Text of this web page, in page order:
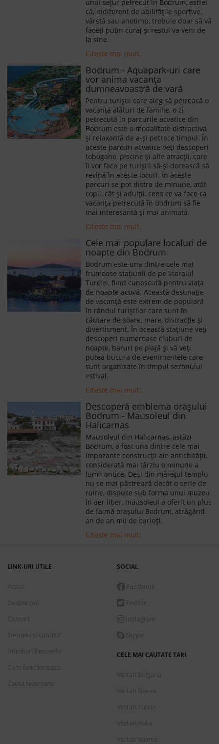
unui sejur petrecut în Bodrum, astfel
că, indiferent de abilitățile sportive,
vârstă sau anotimp, trebuie doar să vă
faceți puțin curaj și restul va veni de
la sine.
Citeste mai mult.
Bodrum - Aquapark-uri care
vor anima vacanța
dumneavoastră de vară
Pentru turiștii care aleg să petreacă o
vacanță alături de familie, o zi
petrecută în parcurile acvatice din
Bodrum este o modalitate distractivă
și relaxantă de a-și petrece timpul. În
aceste parcuri acvatice veți descoperi
tobogane, piscine și alte atracții, care
îi vor face pe turiștii să-și dorească să
revină în aceste locuri. În aceste
parcuri se pot distra de minune, atât
copii, cât și adulții, ceea ce va face ca
vacanța petrecută în Bodrum să fie
mai interesantă și mai animată.
Citeste mai mult.
Cele mai populare localuri de
noapte din Bodrum
Bodrum este una dintre cele mai
frumoase stațiunii de pe litoralul
Turciei, fiind cunoscută pentru viața
de noapte activă. Această destinație
de vacanță este extrem de populară
în rândul turiștilor care sunt în
căutare de soare, mare, distracție și
divertisment. În această stațiune veți
descoperi numeroase cluburi de
noapte, baruri pe plajă și vă veți
putea bucura de evenimentele care
sunt organizate în timpul sezonului
estival.
Citeste mai mult.
Descoperă emblema orașului
Bodrum - Mausoleul din
Halicarnas
Mausoleul din Halicarnas, astăzi
Bodrum, a fost una dintre cele mai
impozante construcții ale antichității,
considerată mai târziu o minune a
lumii antice. Deși din mărețul templu
nu se mai păstrează decât o serie de
ruine, dispuse sub forma unui muzeu
în aer liber, mausoleul a oferit un plus
de faimă orașului Bodrum, atrăgând
an de an mii de curioși.
Citeste mai mult.
LINK-URI UTILE SOCIAL
CELE MAI CAUTATE TARI